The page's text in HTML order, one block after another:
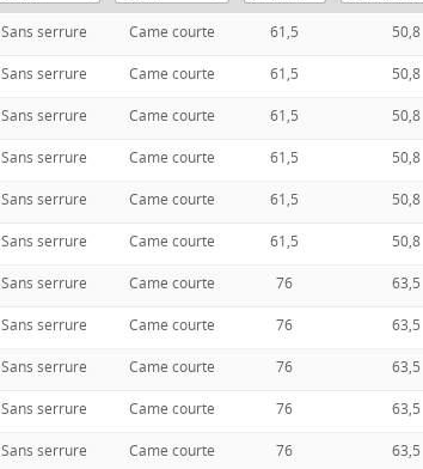
Sans serrure Came courte 61,5 50,8
Sans serrure Came courte 61,5 50,8
Sans serrure Came courte 61,5 50,8
Sans serrure Came courte 61,5 50,8
Sans serrure Came courte 61,5 50,8
Sans serrure Came courte 61,5 50,8
Sans serrure Came courte 76 63,5
Sans serrure Came courte 76 63,5
Sans serrure Came courte 76 63,5
Sans serrure Came courte 76 63,5
Sans serrure Came courte 76 63,5